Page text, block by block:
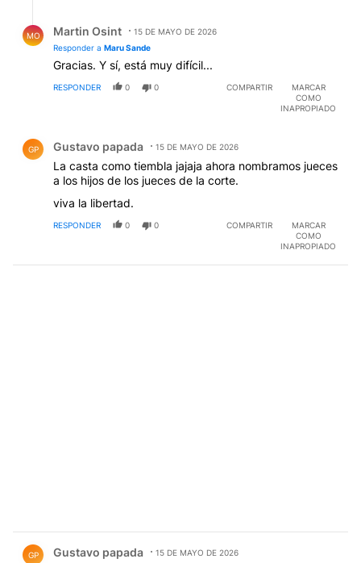
MO Martin Osint
15 DE MAYO DE 2026
Responder a Maru Sande
Gracias. Y sí, está muy difícil...
RESPONDER 0 0 COMPARTIR
MARCAR
COMO
INAPROPIADO
GP Gustavo papada 15 DE MAYO DE 2026
La casta como tiembla jajaja ahora nombramos jueces
a los hijos de los jueces de la corte.
viva la libertad.
RESPONDER 0 0 COMPARTIR
MARCAR
COMO
INAPROPIADO
GP Gustavo papada 15 DE MAYO DE 2026